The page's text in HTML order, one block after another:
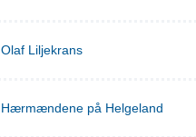
Olaf Liljekrans
Hærmændene på Helgeland